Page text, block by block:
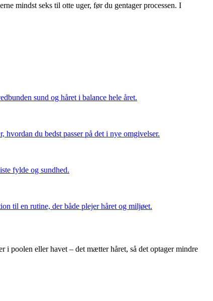
mindst seks til otte uger, før du gentager processen. I
sund og håret i balance hele året.
du bedst passer på det i nye omgivelser.
fylde og sundhed.
til en rutine, der både plejer håret og miljøet.
poolen eller havet – det mætter håret, så det optager mindre